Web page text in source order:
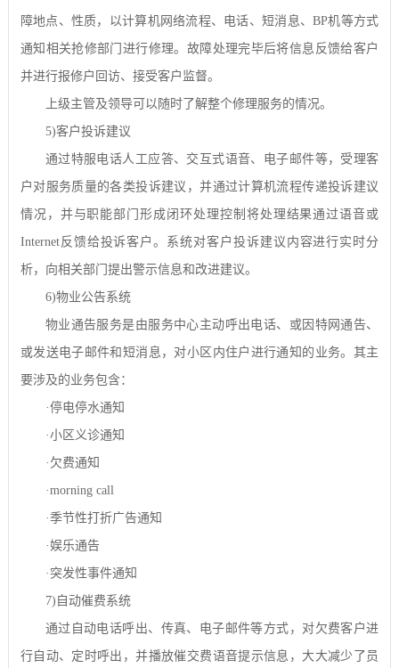
障地点、性质，以计算机网络流程、电话、短消息、BP机等方式
通知相关抢修部门进行修理。故障处理完毕后将信息反馈给客户
并进行报修户回访、接受客户监督。
上级主管及领导可以随时了解整个修理服务的情况。
5)客户投诉建议
通过特服电话人工应答、交互式语音、电子邮件等，受理客
户对服务质量的各类投诉建议，并通过计算机流程传递投诉建议
情况，并与职能部门形成闭环处理控制将处理结果通过语音或
Internet反馈给投诉客户。系统对客户投诉建议内容进行实时分
析，向相关部门提出警示信息和改进建议。
6)物业公告系统
物业通告服务是由服务中心主动呼出电话、或因特网通告、
或发送电子邮件和短消息，对小区内住户进行通知的业务。其主
要涉及的业务包含：
·停电停水通知
·小区义诊通知
· 欠费通知
·morning call
·季节性打折广告通知
·娱乐通告
·突发性事件通知
7) 自动催费系统
通过自动电话呼出、传真、电子邮件等方式，对欠费客户进
行自动、定时呼出，并播放催交费语音提示信息，大大减少了员